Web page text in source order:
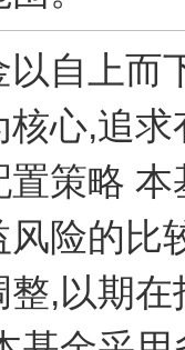
以自上而
核心,追
置策略
风险的比
整,以期